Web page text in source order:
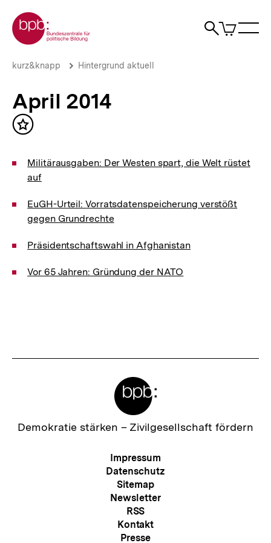
zum
Seiteninhalt
springen
Zur Startseite der bpb
Suche
Artikel
im
April
Hintergrund
aktuell
bpb.de
Brotkrümelnavigation
Pfadnavigation
kurz&knapp Hintergrund aktuell
April 2014
Inhalt
Militärausgaben: Der Westen spart, die Welt rüstet
auf
EuGH-Urteil: Vorratsdatenspeicherung verstößt
gegen Grundrechte
Präsidentschaftswahl in Afghanistan
Vor 65 Jahren: Gründung der NATO
Zur
Demokratie stärken – Zivilgesellschaft fördern
Meta-
Navigation
Impressum
Datenschutz
Sitemap
Newsletter
RSS
Kontakt
Presse